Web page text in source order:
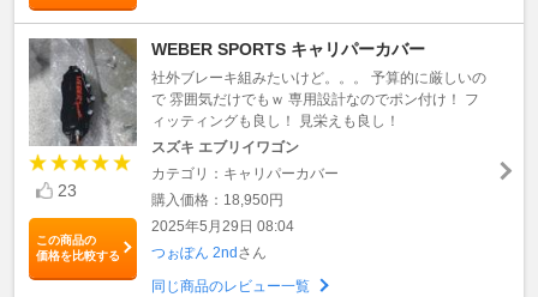
23
この商品の
価格を比較する
WEBER SPORTS キャリパーカバー
社外ブレーキ組みたいけど。。。 予算的に厳しいの
で 雰囲気だけでもｗ 専用設計なのでポン付け！ フ
ィッティングも良し！ 見栄えも良し！
スズキ エブリイワゴン
カテゴリ：キャリパーカバー
購入価格：18,950円
2025年5月29日 08:04
つぉぽん 2ndさん
同じ商品のレビュー一覧